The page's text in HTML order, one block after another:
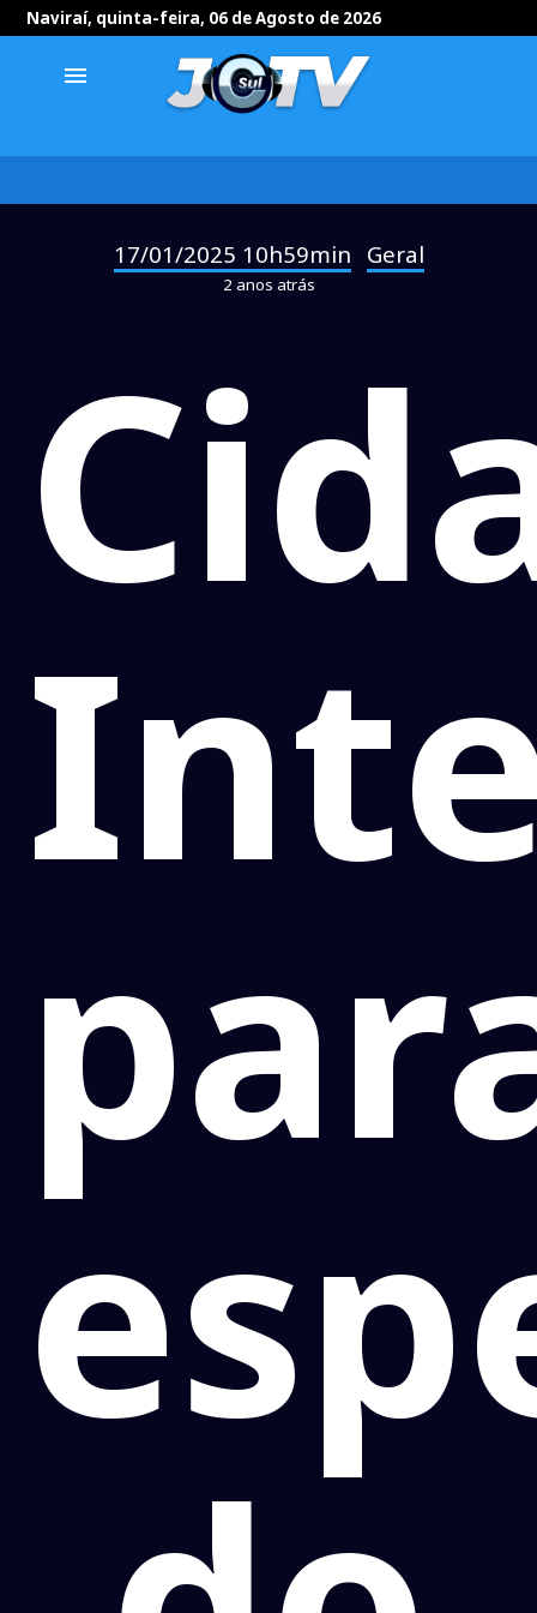
Naviraí, quinta-feira, 06 de Agosto de 2026
menu
17/01/2025 10h59min Geral
2 anos atrás